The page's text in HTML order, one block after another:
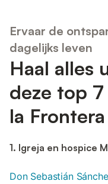
Ervaar de
dagelijks leven
Haal alles
deze top
la Frontera
1. Igreja en hospice
Don Sebastián